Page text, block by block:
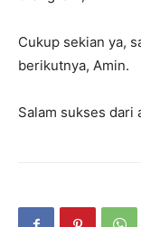
Cukup sekian ya,
berikutnya, Amin.
Salam sukses dari